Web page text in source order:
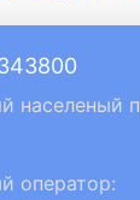
населеный
оператор: